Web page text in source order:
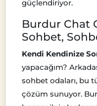
güçlendiriyor.
Burdur Chat
Sohbet,
Kendi Kendinize
yapacağım?
sohbet odaları, bu
çözüm sunuyor.